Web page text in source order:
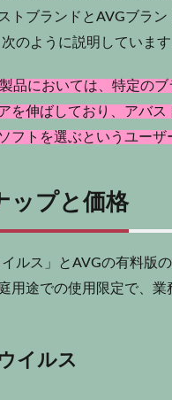
トブランドとAVGブラ
のように説明しています
品においては、特定の
を伸ばしており、アバ
フトを選ぶというユーザ
ップと価格
イルス」とAVGの有料版
用途での使用限定で、
イルス